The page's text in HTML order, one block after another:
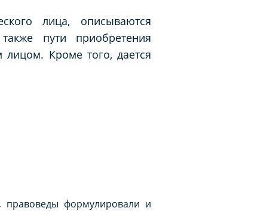
лица, описываются
пути приобретения
лицом. Кроме того, дается
правоведы формулировали и